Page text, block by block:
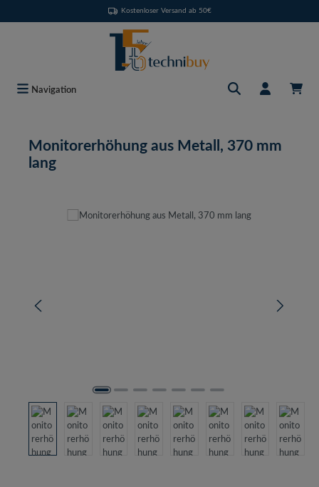
Kostenloser Versand ab 50€
Navigation
Monitorerhöhung aus Metall, 370 mm
lang
Bildergalerie überspringen